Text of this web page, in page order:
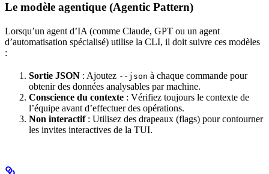
Le modèle agentique (Agentic Pattern)
Lorsqu’un agent d’IA (comme Claude, GPT ou un agent
d’automatisation spécialisé) utilise la CLI, il doit suivre ces modèles
:
Sortie JSON : Ajoutez --json à chaque commande pour
obtenir des données analysables par machine.
Conscience du contexte : Vérifiez toujours le contexte de
l’équipe avant d’effectuer des opérations.
Non interactif: Utilisez des drapeaux (flags) pour contourner
les invites interactives de la TUI.